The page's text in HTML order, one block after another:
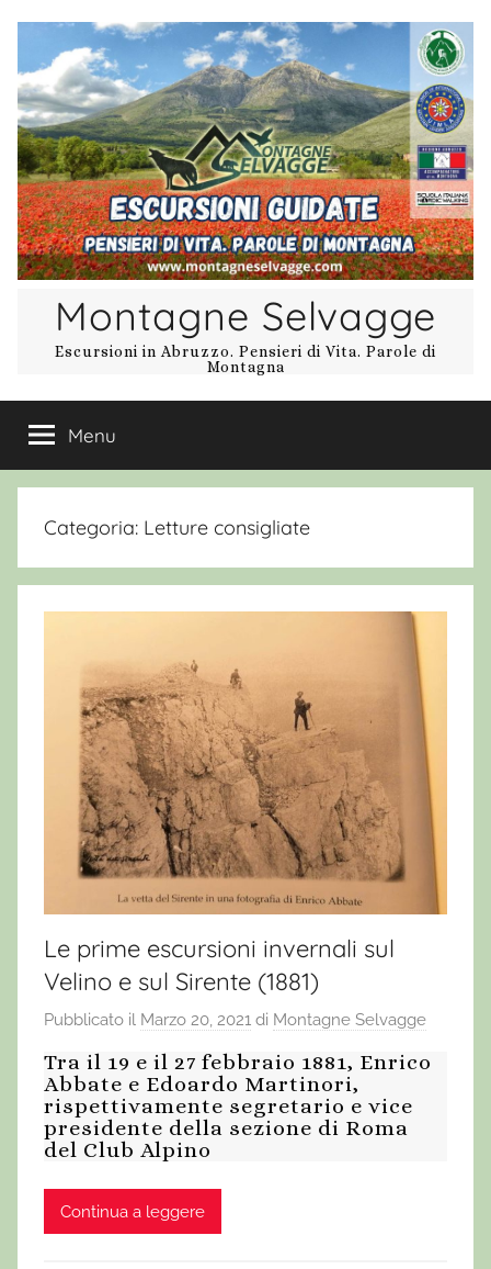
contenuto
Montagne Selvagge
Escursioni in Abruzzo. Pensieri di Vita. Parole di
Montagna
Menu
Categoria: Letture consigliate
Le prime escursioni invernali sul
Velino e sul Sirente (1881)
Pubblicato il Marzo 20, 2021 di Montagne Selvagge
Tra il 19 e il 27 febbraio 1881, Enrico
Abbate e Edoardo Martinori,
rispettivamente segretario e vice
presidente della sezione di Roma
del Club Alpino
Continua a leggere